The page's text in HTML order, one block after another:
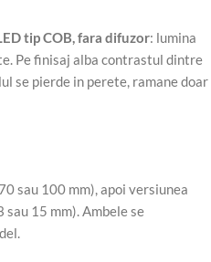
tip COB, fara difuzor: lumina
Pe finisaj alba contrastul dintre
se pierde in perete, ramane doar
sau 100 mm), apoi versiunea
sau 15 mm). Ambele se